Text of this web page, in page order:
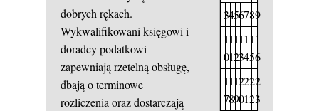
dobrych rękach.
Wykwalifikowani księgowi i
doradcy podatkowi
zapewniają rzetelną obsługę,
dbają o terminowe
rozliczenia oraz dostarczają
3456789
1
0
1
1
1
2
1
3
1
4
1
5
1
6
1
7
1
8
1
9
2
0
2
1
2
2
2
3